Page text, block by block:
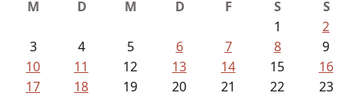
M D M D F S
S
1
2
3
4 5 6 7 8
9
10
11 12 13 14 15
16
17
18 19 20 21 22
23